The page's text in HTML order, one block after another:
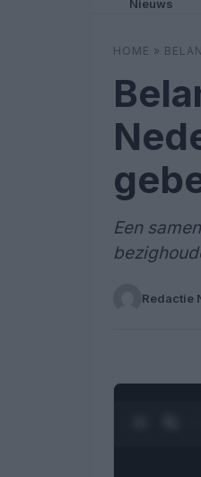
Nieuws
HOME »
Een
Redactie